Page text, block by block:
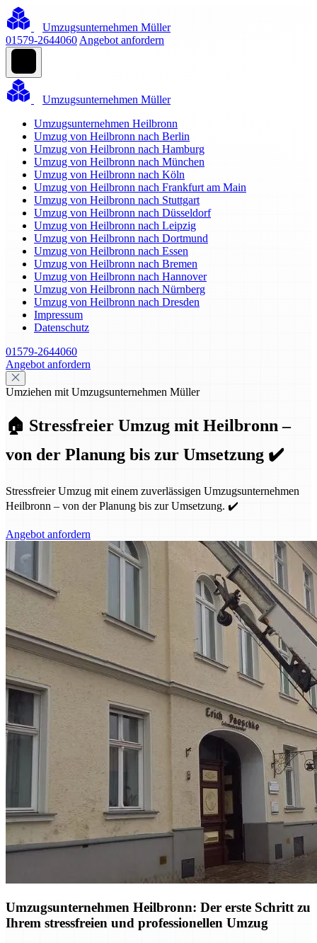
Umzugsunternehmen Müller
01579-2644060 Angebot anfordern
Umzugsunternehmen Müller
Umzugsunternehmen Heilbronn
Umzug von Heilbronn nach Berlin
Umzug von Heilbronn nach Hamburg
Umzug von Heilbronn nach München
Umzug von Heilbronn nach Köln
Umzug von Heilbronn nach Frankfurt am Main
Umzug von Heilbronn nach Stuttgart
Umzug von Heilbronn nach Düsseldorf
Umzug von Heilbronn nach Leipzig
Umzug von Heilbronn nach Dortmund
Umzug von Heilbronn nach Essen
Umzug von Heilbronn nach Bremen
Umzug von Heilbronn nach Hannover
Umzug von Heilbronn nach Nürnberg
Umzug von Heilbronn nach Dresden
Impressum
Datenschutz
01579-2644060
Angebot anfordern
Umziehen mit Umzugsunternehmen Müller
🏠 Stressfreier Umzug mit Heilbronn –
von der Planung bis zur Umsetzung ✔️
Stressfreier Umzug mit einem zuverlässigen Umzugsunternehmen
Heilbronn – von der Planung bis zur Umsetzung. ✔️
Angebot anfordern
Umzugsunternehmen Heilbronn: Der erste Schritt zu
Ihrem stressfreien und professionellen Umzug